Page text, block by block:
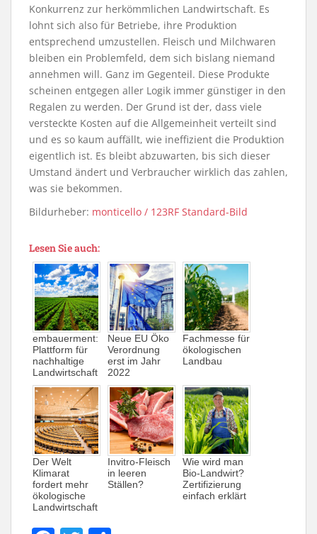
Konkurrenz zur herkömmlichen Landwirtschaft. Es
lohnt sich also für Betriebe, ihre Produktion
entsprechend umzustellen. Fleisch und Milchwaren
bleiben ein Problemfeld, dem sich bislang niemand
annehmen will. Ganz im Gegenteil. Diese Produkte
scheinen entgegen aller Logik immer günstiger in den
Regalen zu werden. Der Grund ist der, dass viele
versteckte Kosten auf die Allgemeinheit verteilt sind
und es so kaum auffällt, wie ineffizient die Produktion
eigentlich ist. Es bleibt abzuwarten, bis sich dieser
Umstand ändert und Verbraucher wirklich das zahlen,
was sie bekommen.
Bildurheber: monticello / 123RF Standard-Bild
Lesen Sie auch:
embauerment:
Plattform für
nachhaltige
Landwirtschaft
Neue EU Öko
Verordnung
erst im Jahr
2022
Fachmesse für
ökologischen
Landbau
Der Welt
Klimarat
fordert mehr
ökologische
Landwirtschaft
Invitro-Fleisch
in leeren
Ställen?
Wie wird man
Bio-Landwirt?
Zertifizierung
einfach erklärt